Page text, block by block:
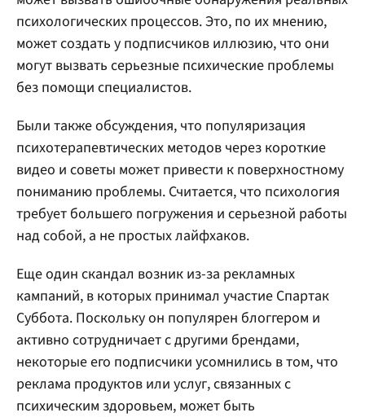
психологических процессов. Это, по их мнению,
может создать у подписчиков иллюзию, что они
могут вызвать серьезные психические проблемы
без помощи специалистов.
Были также обсуждения, что популяризация
психотерапевтических методов через короткие
видео и советы может привести к поверхностному
пониманию проблемы. Считается, что психология
требует большего погружения и серьезной работы
над собой, а не простых лайфхаков.
Еще один скандал возник из-за рекламных
кампаний, в которых принимал участие Спартак
Суббота. Поскольку он популярен блоггером и
активно сотрудничает с другими брендами,
некоторые его подписчики усомнились в том, что
реклама продуктов или услуг, связанных с
психическим здоровьем, может быть